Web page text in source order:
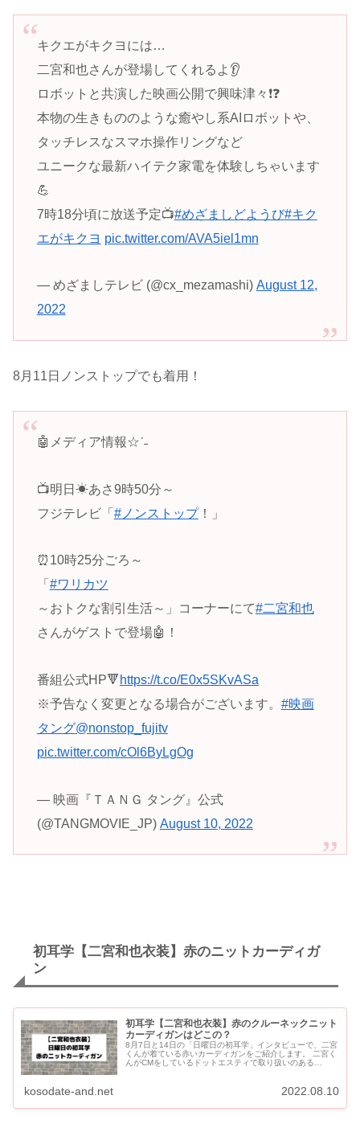
キクエがキクヨには…
二宮和也さんが登場してくれるよ👂
ロボットと共演した映画公開で興味津々❗️❓
本物の生きもののような癒やし系AIロボットや、
タッチレスなスマホ操作リングなど
ユニークな最新ハイテク家電を体験しちゃいます
💪
7時18分頃に放送予定📺#めざましどようび#キク
エがキクヨ pic.twitter.com/AVA5iel1mn
— めざましテレビ (@cx_mezamashi) August 12,
2022
8月11日ノンストップでも着用！
🤖メディア情報☆ˊ˗
📺明日☀あさ9時50分～
フジテレビ「 #ノンストップ！」
⏰10時25分ごろ～
「 #ワリカツ
～おトクな割引生活～」コーナーにて#二宮和也
さんがゲストで登場🤖！
番組公式HP🔻 https://t.co/E0x5SKvASa
※予告なく変更となる場合がございます。 #映画
タング@nonstop_fujitv
pic.twitter.com/cOl6ByLgOg
— 映画『ＴＡＮＧ タング』公式
(@TANGMOVIE_JP) August 10, 2022
初耳学【二宮和也衣装】赤のニットカーディガ
ン
初耳学【二宮和也衣装】赤のクルーネックニット
カーディガンはどこの？
8月7日と14日の「日曜日の初耳学」インタビューで、二宮
くんが着ている赤いカーディガンをご紹介します。 二宮く
んがCMをしているドットエスティで取り扱いのある
kosodate-and.net 2022.08.10